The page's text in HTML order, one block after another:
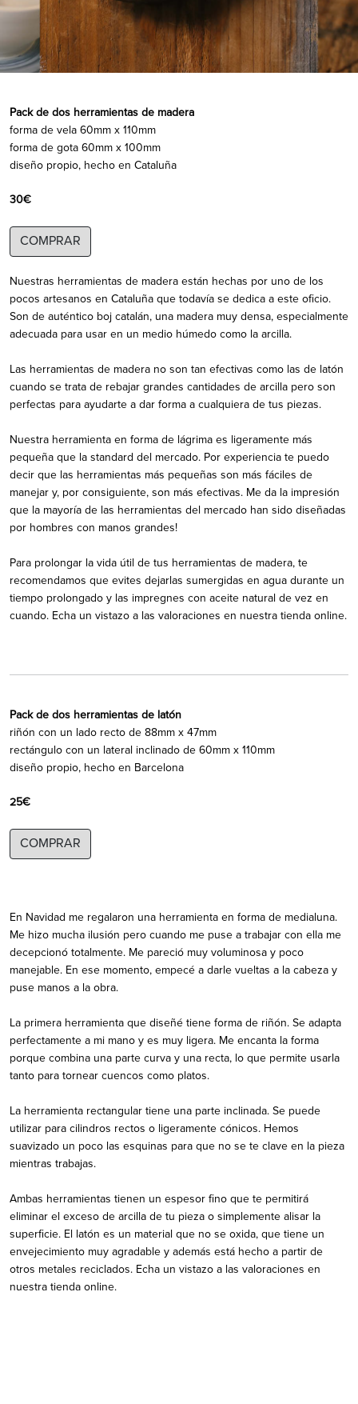
Pack de dos herramientas de madera
forma de vela 60mm x 110mm
forma de gota 60mm x 100mm
diseño propio, hecho en Cataluña
30€
COMPRAR
Nuestras herramientas de madera están hechas por uno de los
pocos artesanos en Cataluña que todavía se dedica a este oficio.
Son de auténtico boj catalán, una madera muy densa, especialmente
adecuada para usar en un medio húmedo como la arcilla.
Las herramientas de madera no son tan efectivas como las de latón
cuando se trata de rebajar grandes cantidades de arcilla pero son
perfectas para ayudarte a dar forma a cualquiera de tus piezas.
Nuestra herramienta en forma de lágrima es ligeramente más
pequeña que la standard del mercado. Por experiencia te puedo
decir que las herramientas más pequeñas son más fáciles de
manejar y, por consiguiente, son más efectivas. Me da la impresión
que la mayoría de las herramientas del mercado han sido diseñadas
por hombres con manos grandes!
Para prolongar la vida útil de tus herramientas de madera, te
recomendamos que evites dejarlas sumergidas en agua durante un
tiempo prolongado y las impregnes con aceite natural de vez en
cuando. Echa un vistazo a las valoraciones en nuestra tienda online.
Pack de dos herramientas de latón
riñón con un lado recto de 88mm x 47mm
rectángulo con un lateral inclinado de 60mm x 110mm
diseño propio, hecho en Barcelona
25€
COMPRAR
En Navidad me regalaron una herramienta en forma de medialuna.
Me hizo mucha ilusión pero cuando me puse a trabajar con ella me
decepcionó totalmente. Me pareció muy voluminosa y poco
manejable. En ese momento, empecé a darle vueltas a la cabeza y
puse manos a la obra.
La primera herramienta que diseñé tiene forma de riñón. Se adapta
perfectamente a mi mano y es muy ligera. Me encanta la forma
porque combina una parte curva y una recta, lo que permite usarla
tanto para tornear cuencos como platos.
La herramienta rectangular tiene una parte inclinada. Se puede
utilizar para cilindros rectos o ligeramente cónicos. Hemos
suavizado un poco las esquinas para que no se te clave en la pieza
mientras trabajas.
Ambas herramientas tienen un espesor fino que te permitirá
eliminar el exceso de arcilla de tu pieza o simplemente alisar la
superficie. El latón es un material que no se oxida, que tiene un
envejecimiento muy agradable y además está hecho a partir de
otros metales reciclados. Echa un vistazo a las valoraciones en
nuestra tienda online.